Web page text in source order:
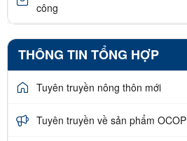
công
THÔNG TIN TỔNG HỢP
Tuyên truyền nông thôn mới
Tuyên truyền về sản phẩm OCOP